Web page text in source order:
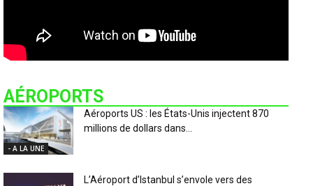
AÉROPORTS
- A LA UNE
Aéroports US : les États-Unis injectent 870
millions de dollars dans...
L’Aéroport d’Istanbul s’envole vers des